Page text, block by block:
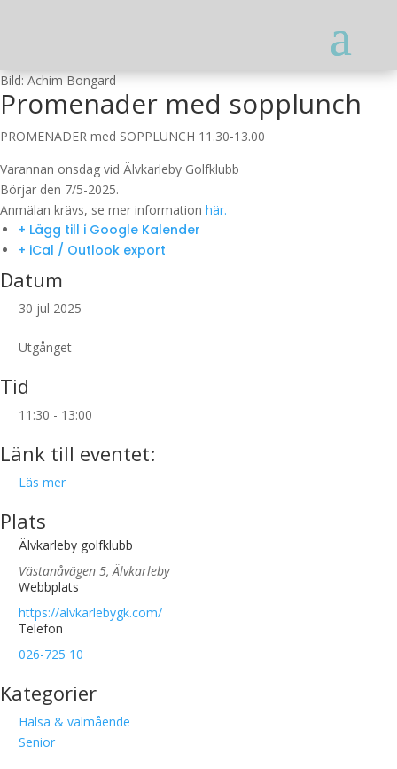
Bild: Achim Bongard
Promenader med sopplunch
PROMENADER med SOPPLUNCH 11.30-13.00
Varannan onsdag vid Älvkarleby Golfklubb
Börjar den 7/5-2025.
Anmälan krävs, se mer information här.
+ Lägg till i Google Kalender
+ iCal / Outlook export
Datum
30 jul 2025
Utgånget
Tid
11:30 - 13:00
Länk till eventet:
Läs mer
Plats
Älvkarleby golfklubb
Västanåvägen 5, Älvkarleby
Webbplats
https://alvkarlebygk.com/
Telefon
026-725 10
Kategorier
Hälsa & välmående
Senior